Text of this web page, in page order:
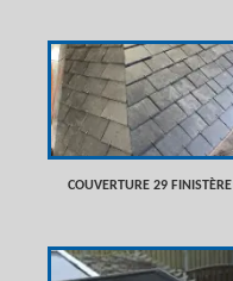
COUVERTURE 29 FINISTÈRE